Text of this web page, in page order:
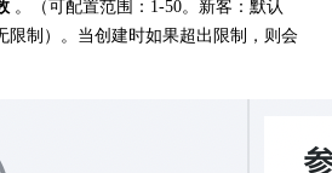
。（可配置范围：1-50。新客：默认
限制）。当创建时如果超出限制，则会